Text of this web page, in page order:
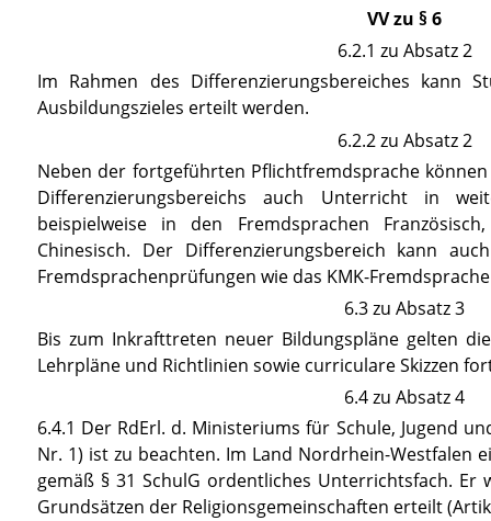
VV zu § 6
6.2.1 zu Absatz 2
Im Rahmen des Differenzierungsbereiches kann
Ausbildungszieles erteilt werden.
6.2.2 zu Absatz 2
Neben der fortgeführten Pflichtfremdsprache
Differenzierungsbereichs auch Unterricht in
beispielweise in den Fremdsprachen
Chinesisch. Der Differenzierungsbereich kann
Fremdsprachenprüfungen wie das KMK-
6.3 zu Absatz 3
Bis zum Inkrafttreten neuer Bildungspläne gelten
Lehrpläne und Richtlinien sowie curriculare Skizzen
6.4 zu Absatz 4
6.4.1 Der RdErl. d. Ministeriums für Schule, Jugend
Nr. 1) ist zu beachten. Im Land Nordrhein-Westfalen
gemäß § 31SchulG ordentliches Unterrichtsfach.
Grundsätzen der Religionsgemeinschaften erteilt